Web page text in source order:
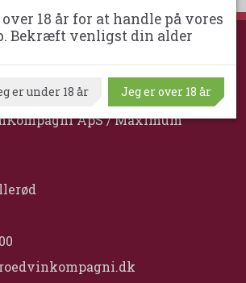
ApS / Maximum
18 år for at handle på vores
Bekræft venligst din alder
er under 18 år Jeg er over 18 år